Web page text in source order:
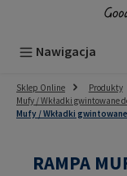
Nawigacja
Sklep Online Produkty
Mufy / Wkładki gwintowane
Mufy / Wkładki
RAMPA